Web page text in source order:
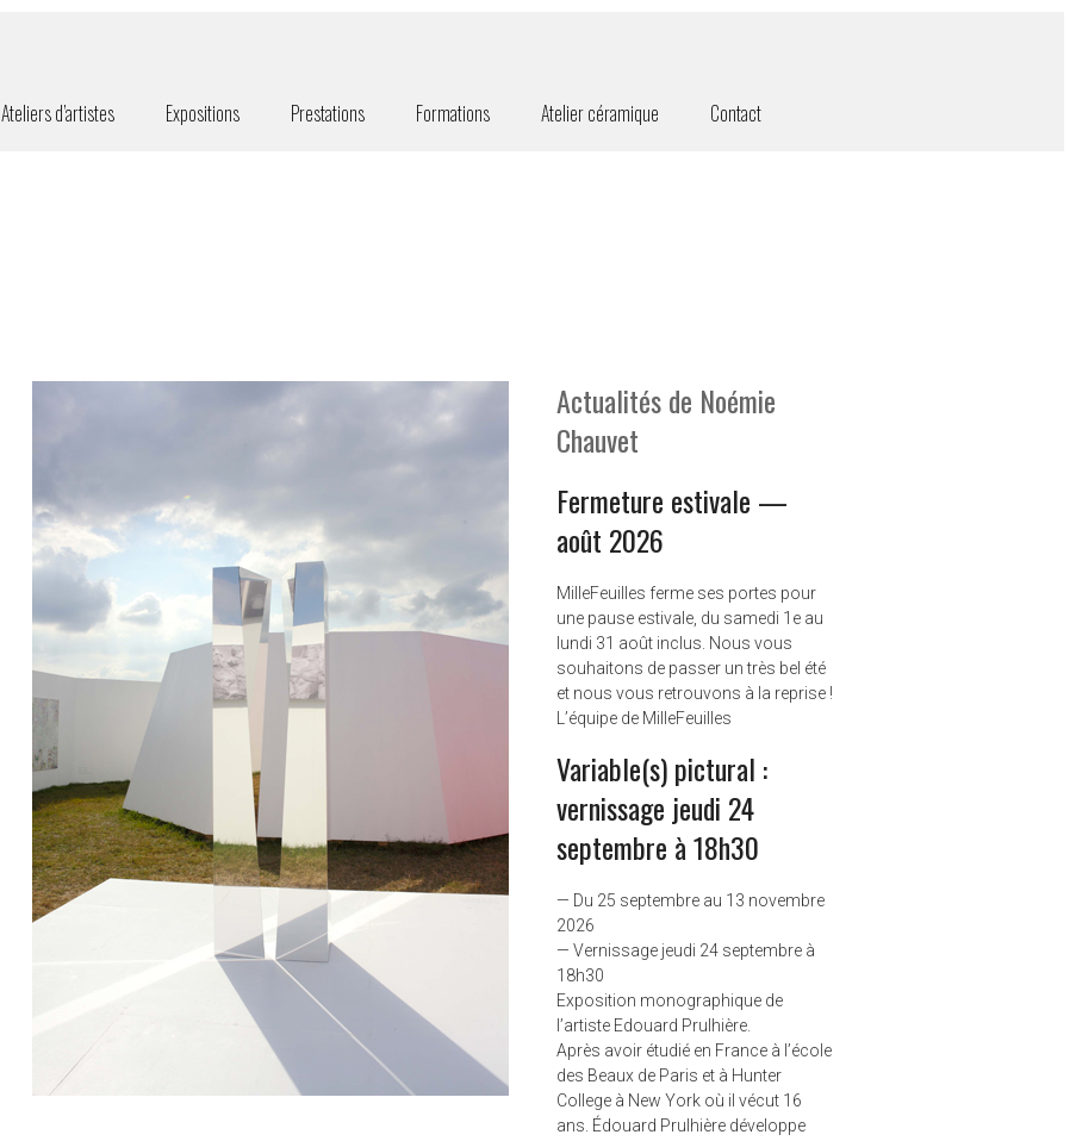
Ateliers d’artistes Expositions Prestations Formations Atelier céramique Contact
Actualités de Noémie
Chauvet
Fermeture estivale —
août 2026
MilleFeuilles ferme ses portes pour
une pause estivale, du samedi 1e au
lundi 31 août inclus. Nous vous
souhaitons de passer un très bel été
et nous vous retrouvons à la reprise !
L’équipe de MilleFeuilles
Variable(s) pictural :
vernissage jeudi 24
septembre à 18h30
— Du 25 septembre au 13 novembre
2026
— Vernissage jeudi 24 septembre à
18h30
Exposition monographique de
l’artiste Edouard Prulhière.
Après avoir étudié en France à l’école
des Beaux de Paris et à Hunter
College à New York où il vécut 16
ans. Édouard Prulhière développe